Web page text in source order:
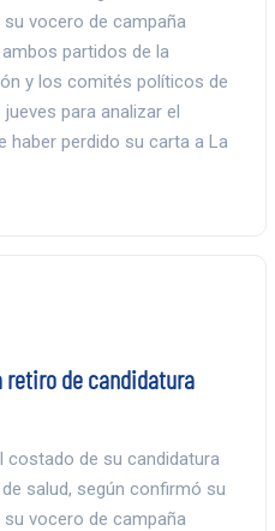
vocero de campaña
partidos de la
y los comités políticos de
para analizar el
haber perdido su carta a La
retiro de candidatura
costado de su candidatura
salud, según confirmó su
vocero de campaña